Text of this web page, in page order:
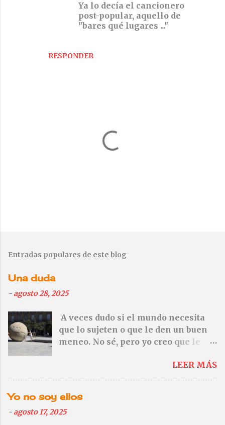
RESPONDER
Ya lo decía el cancionero
post-popular, aquello de
"bares qué lugares ..."
l
c
a
r
u
n
c
o
t
r
i
Entradas populares de este blog
Una duda
-agosto 28, 2025
A veces dudo si el mundo necesita
que lo sujeten o que le den un buen
meneo. No sé, pero yo creo que le
olvides de Gaza. Ni de Cisjordania
tampoco—
LEER MÁS
Yo no soy ellos
-agosto 17, 2025